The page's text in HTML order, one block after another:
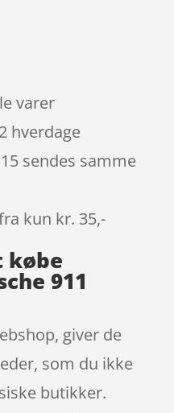
varer
hverdage
sendes samme
kun kr. 35,-
købe
911
giver de
som du ikke
butikker.